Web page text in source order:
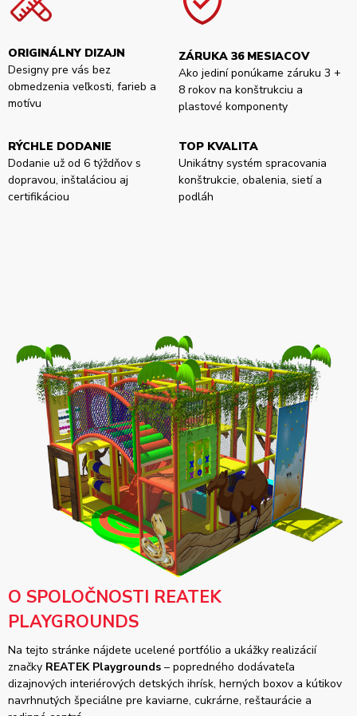
ORIGINÁLNY DIZAJN
Designy pre vás bez
obmedzenia veľkosti, farieb a
motívu
ZÁRUKA 36 MESIACOV
Ako jediní ponúkame záruku 3 +
8 rokov na konštrukciu a
plastové komponenty
RÝCHLE DODANIE
Dodanie už od 6 týždňov s
dopravou, inštaláciou aj
certifikáciou
TOP KVALITA
Unikátny systém spracovania
konštrukcie, obalenia, sietí a
podláh
O SPOLOČNOSTI REATEK
PLAYGROUNDS
Na tejto stránke nájdete ucelené portfólio a ukážky realizácií
značky REATEK Playgrounds – popredného dodávateľa
dizajnových interiérových detských ihrísk, herných boxov a kútikov
navrhnutých špeciálne pre kaviarne, cukrárne, reštaurácie a